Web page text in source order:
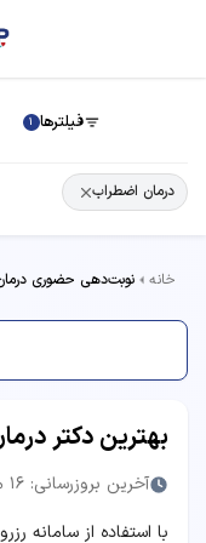
فیلترها 1
درمان اضطراب
خانه نوبت‌دهی حضوری
بهترین دکتر
آخرین بروزرسانی: 16 مرداد 1405
با استفاده از سامانه